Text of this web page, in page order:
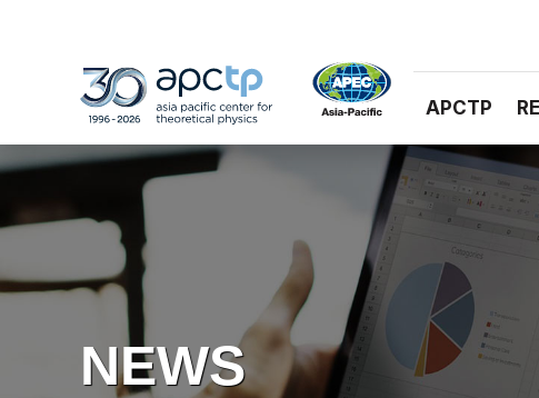
APCTP
NEWS